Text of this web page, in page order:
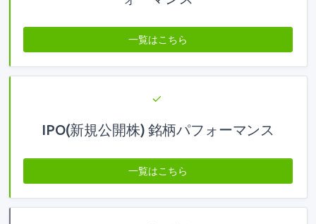
一覧はこちら
IPO(新規公開株) 銘柄パフォーマンス
一覧はこちら